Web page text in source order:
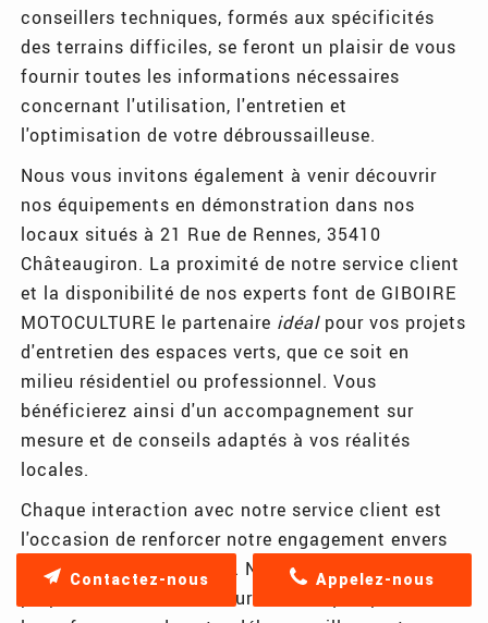
conseillers techniques, formés aux spécificités
des terrains difficiles, se feront un plaisir de vous
fournir toutes les informations nécessaires
concernant l'utilisation, l'entretien et
l'optimisation de votre débroussailleuse.
Nous vous invitons également à venir découvrir
nos équipements en démonstration dans nos
locaux situés à 21 Rue de Rennes, 35410
Châteaugiron. La proximité de notre service client
et la disponibilité de nos experts font de GIBOIRE
MOTOCULTURE le partenaire idéalpour vos projets
d'entretien des espaces verts, que ce soit en
milieu résidentiel ou professionnel. Vous
bénéficierez ainsi d'un accompagnement sur
mesure et de conseils adaptés à vos réalités
locales.
Chaque interaction avec notre service client est
l'occasion de renforcer notre engagement envers
la qualité et l'excellence. Nous sommes fiers de
proposer des solutions sur mesure qui optimisent
Appelez-nous
Contactez-nous